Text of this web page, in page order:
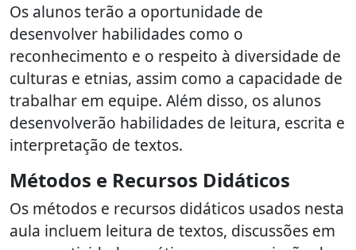
Os alunos terão a oportunidade de
desenvolver habilidades como o
reconhecimento e o respeito à diversidade de
culturas e etnias, assim como a capacidade de
trabalhar em equipe. Além disso, os alunos
desenvolverão habilidades de leitura, escrita e
interpretação de textos.
Métodos e Recursos Didáticos
Os métodos e recursos didáticos usados nesta
aula incluem leitura de textos, discussões em